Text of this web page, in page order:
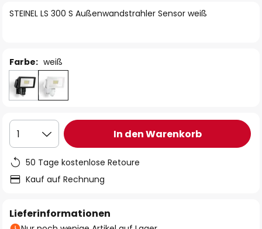
STEINEL LS 300 S Außenwandstrahler Sensor weiß
Farbe: weiß
1 In den Warenkorb
50 Tage kostenlose Retoure
Kauf auf Rechnung
Lieferinformationen